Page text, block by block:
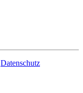
Datenschutz